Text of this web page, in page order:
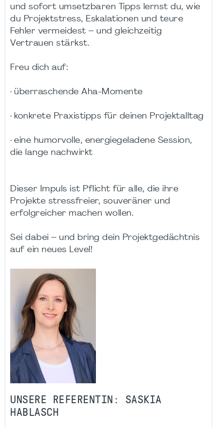
und sofort umsetzbaren Tipps lernst du, wie
du Projektstress, Eskalationen und teure
Fehler vermeidest – und gleichzeitig
Vertrauen stärkst.
Freu dich auf:
· überraschende Aha-Momente
· konkrete Praxistipps für deinen Projektalltag
· eine humorvolle, energiegeladene Session,
die lange nachwirkt
Dieser Impuls ist Pflicht für alle, die ihre
Projekte stressfreier, souveräner und
erfolgreicher machen wollen.
Sei dabei – und bring dein Projektgedächtnis
auf ein neues Level!
UNSERE REFERENTIN: SASKIA
HABLASCH